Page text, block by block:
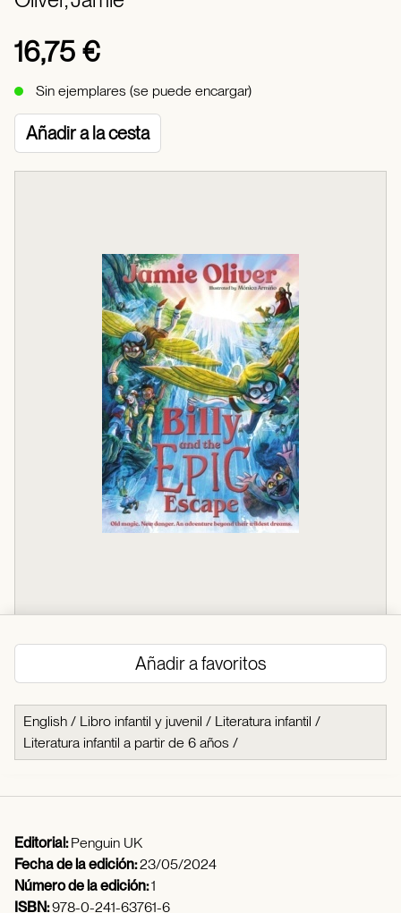
16,75 €
Sin ejemplares (se puede encargar)
Añadir a la cesta
Añadir a favoritos
English / Libro infantil y juvenil / Literatura infantil /
Literatura infantil a partir de 6 años /
Editorial:Penguin UK
Fecha de la edición:23/05/2024
Número de la edición:1
ISBN:978-0-241-63761-6